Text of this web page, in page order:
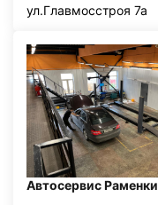
ул.Главмосстроя 7а
Автосервис Раменки